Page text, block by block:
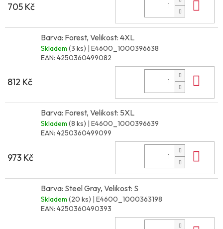
705 Kč
Barva: Forest, Velikost: 4XL
Skladem (3 ks) | E4600_1000396638
EAN: 4250360499082
812 Kč
Barva: Forest, Velikost: 5XL
Skladem (8 ks) | E4600_1000396639
EAN: 4250360499099
973 Kč
Barva: Steel Gray, Velikost: S
Skladem (20 ks) | E4600_1000363198
EAN: 4250360490393